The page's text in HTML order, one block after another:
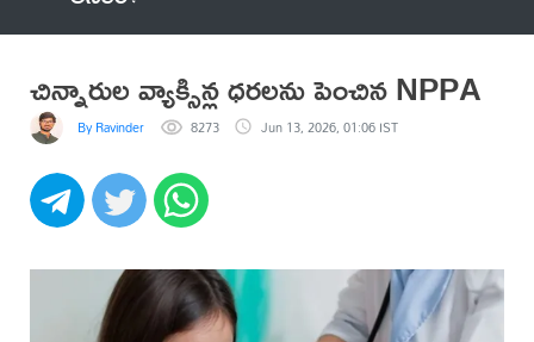
చిన్నారుల వ్యాక్సిన్ల ధరలను పెంచిన NPPA
By Ravinder 8273 Jun 13, 2026, 01:06 IST